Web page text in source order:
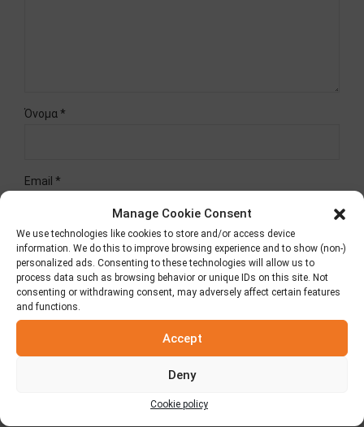
Manage Cookie Consent
We use technologies like cookies to store and/or access device
information. We do this to improve browsing experience and to show (non-)
personalized ads. Consenting to these technologies will allow us to
process data such as browsing behavior or unique IDs on this site. Not
consenting or withdrawing consent, may adversely affect certain features
and functions.
Accept
Deny
Cookie policy
Όνομα *
Email *
Website